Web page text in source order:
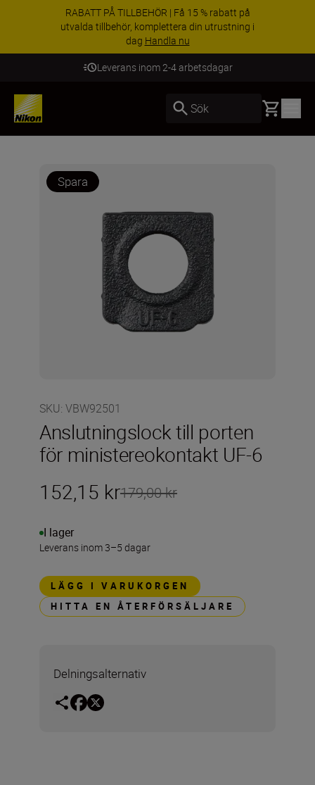
RABATT PÅ TILLBEHÖR | Få 15 % rabatt på
utvalda tillbehör, komplettera din utrustning i
dag Handla nu
Leverans inom 2-4 arbetsdagar
Sök Basket
Spara
SKU: VBW92501
Anslutningslock till porten
för ministereokontakt UF-6
152,15 kr179,00 kr
I lager
Leverans inom 3–5 dagar
LÄGG I VARUKORGEN
HITTA EN ÅTERFÖRSÄLJARE
Delningsalternativ